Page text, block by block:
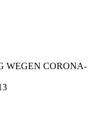
WEGEN CORONA-